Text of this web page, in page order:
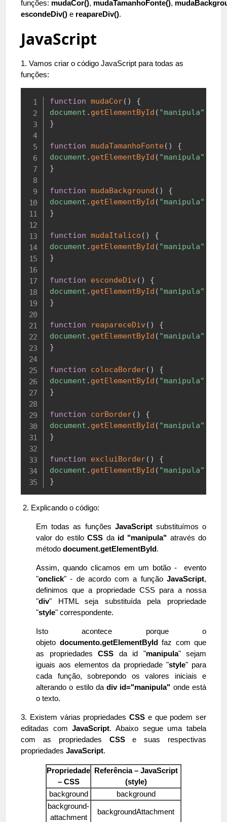
funções: mudaCor(), mudaTamanhoFonte(),
escondeDiv() e reapareDiv().
JavaScript
1. Vamos criar o código JavaScript para todas as
funções:
function mudaCor( )
{
document . getElementById ( "manipula" )
}
function mudaTamanhoFonte( )
{
document . getElementById ( "manipula" )
}
function mudaBackground ( )
{
document . getElementById ( "manipula" )
}
function mudaItalico ( )
{
document . getElementById ( "manipula" )
}
function escondeDiv ( )
{
document . getElementById ( "manipula" )
}
function reapareceDiv ( )
{
document . getElementById ( "manipula" )
}
function colocaBorder( )
{
document . getElementById ( "manipula" )
}
function corBorder( )
{
document . getElementById ( "manipula" )
}
function excluiBorder( )
{
document . getElementById ( "manipula" )
}
2. Explicando o código:
Em todas as funções JavaScriptsubstituímos o
valor do estiloCSS da id "manipula" através do
método document.getElementById.
Assim, quando clicamos em um botão - evento
"onclick" - de acordo com a funçãoJavaScript,
definimos que a propriedade CSS para a nossa
"div" HTML seja substituída pela propriedade
"style" correspondente.
Isto acontece porque o
objeto documento.getElementByIdfaz com que
as propriedades CSS da id "manipula" sejam
iguais aos elementos da propriedade "style" para
cada função, sobrepondo os valores iniciais e
alterando o estilo dadiv id="manipula" onde está
o texto.
3. Existem várias propriedades CSS e que podem ser
editadas comJavaScript. Abaixo segue uma tabela
com as propriedades CSSe suas respectivas
propriedades JavaScript.
Propriedade
– CSS
Referência – JavaScript
(style)
background
background
background-
attachment
backgroundAttachment